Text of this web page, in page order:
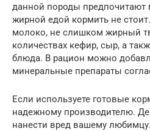
данной породы
жирной едой кормить не
молоко, не слишком жирный
количествах кефир, сыр, а
блюда. В рацион можно
минеральные препараты
Если используете готовые
надежному производителю.
нанести вред вашему